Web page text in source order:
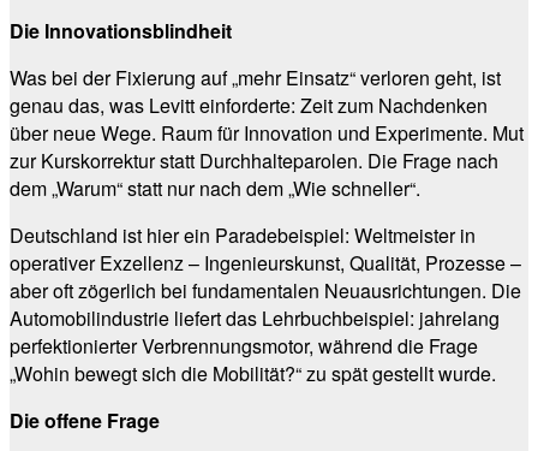
Die Innovationsblindheit
Was bei der Fixierung auf „mehr Einsatz“ verloren geht, ist
genau das, was Levitt einforderte: Zeit zum Nachdenken
über neue Wege. Raum für Innovation und Experimente. Mut
zur Kurskorrektur statt Durchhalteparolen. Die Frage nach
dem „Warum“ statt nur nach dem „Wie schneller“.
Deutschland ist hier ein Paradebeispiel: Weltmeister in
operativer Exzellenz – Ingenieurskunst, Qualität, Prozesse –
aber oft zögerlich bei fundamentalen Neuausrichtungen. Die
Automobilindustrie liefert das Lehrbuchbeispiel: jahrelang
perfektionierter Verbrennungsmotor, während die Frage
„Wohin bewegt sich die Mobilität?“ zu spät gestellt wurde.
Die offene Frage